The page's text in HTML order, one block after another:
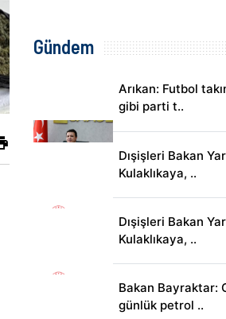
Gündem
Arıkan: Futbol
gibi parti t..
Dışişleri Bakan
Kulaklıkaya, ..
Dışişleri Bakan
Kulaklıkaya, ..
Bakan Bayraktar:
günlük petrol ..